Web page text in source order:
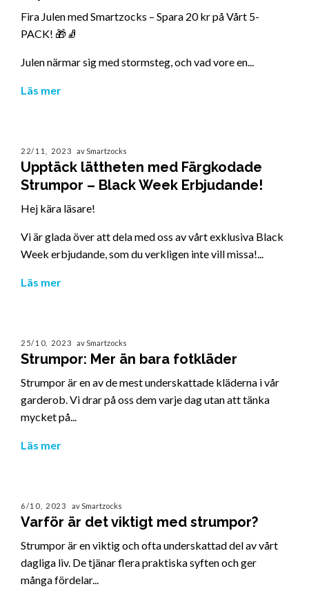
Fira Julen med Smartzocks – Spara 20 kr på Vårt 5-
PACK! 🎁🧦
Julen närmar sig med stormsteg, och vad vore en...
Läs mer
22/11, 2023 av Smartzocks
Upptäck lättheten med Färgkodade
Strumpor – Black Week Erbjudande!
Hej kära läsare!
Vi är glada över att dela med oss av vårt exklusiva Black
Week erbjudande, som du verkligen inte vill missa!...
Läs mer
25/10, 2023 av Smartzocks
Strumpor: Mer än bara fotkläder
Strumpor är en av de mest underskattade kläderna i vår
garderob. Vi drar på oss dem varje dag utan att tänka
mycket på...
Läs mer
6/10, 2023 av Smartzocks
Varför är det viktigt med strumpor?
Strumpor är en viktig och ofta underskattad del av vårt
dagliga liv. De tjänar flera praktiska syften och ger
många fördelar...